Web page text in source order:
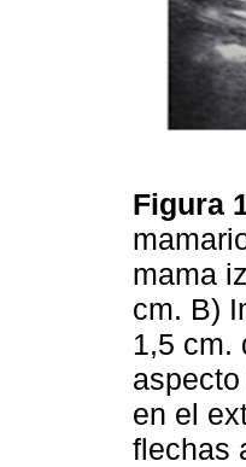
Figura
mama
cm. B)
1,5 cm.
en el
flechas